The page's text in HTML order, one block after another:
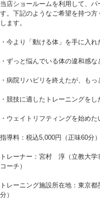
当店ショールームを利用して、
す。下記のようなご希望を持つ
します。
・今より「動ける体」を手に入れ
・ずっと悩んでいる体の違和感
・病院リハビリを終えたが、も
・競技に適したトレーニングをし
・ウェイトリフティングを始めた
指導料：税込5,000円（正味60
トレーナー：宮村 淳（立教大学
コーチ）
トレーニング施設所在地：東京
分）